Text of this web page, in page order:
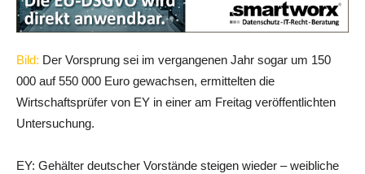
Bild: Der Vorsprung sei im vergangenen Jahr sogar um 150
000 auf 550 000 Euro gewachsen, ermittelten die
Wirtschaftsprüfer von EY in einer am Freitag veröffentlichten
Untersuchung.
EY: Gehälter deutscher Vorstände steigen wieder – weibliche